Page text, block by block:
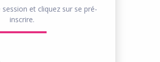
et cliquez sur se pré-
inscrire.